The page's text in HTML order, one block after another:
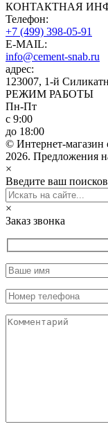
КОНТАКТНАЯ
Телефон:
+7 (499) 398-05-91
E-MAIL:
info@cement-snab.ru
адрес:
123007, 1-й
РЕЖИМ РАБОТЫ
Пн-Пт
с 9:00
до 18:00
© Интернет-магазин
2026. Предложения
×
Введите ваш
×
Заказ звонка